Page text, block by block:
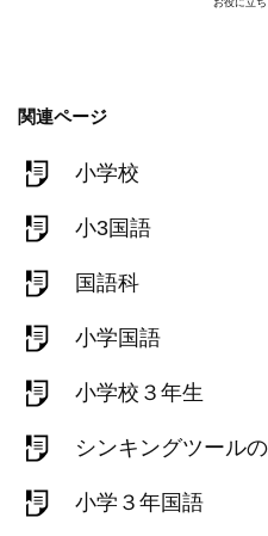
関連ページ
小学校
小3国語
国語科
小学国語
小学校３年生
シンキングツール
小学３年国語